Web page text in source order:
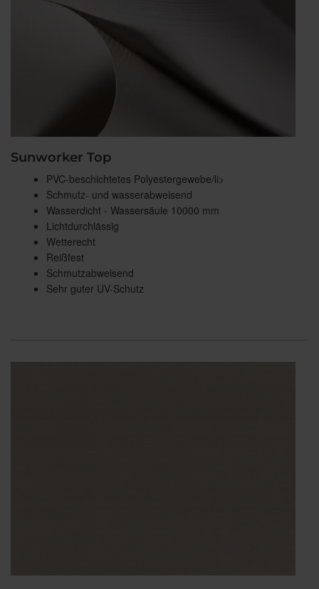
Sunworker Top
PVC-beschichtetes Polyestergewebe/li>
Schmutz- und wasserabweisend
Wasserdicht - Wassersäule 10000 mm
Lichtdurchlässig
Wetterecht
Reißfest
Schmutzabweisend
Sehr guter UV-Schutz